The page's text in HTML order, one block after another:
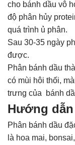
cho bánh dầu vô
độ phân hủy
quá trình ủ phân.
Sau 30-35 ngày
được.
Phân bánh dầu
có mùi hôi thối,
trưng của bánh
Hướng
Phân bánh dầu
là hoa mai,